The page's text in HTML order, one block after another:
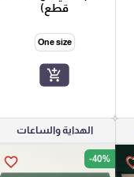
قطع)
One size
add_shopping_cart
الهداية والساعات
favorite_border -40%